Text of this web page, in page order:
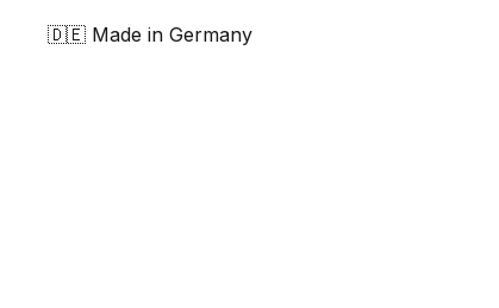
🇩🇪 Made in Germany